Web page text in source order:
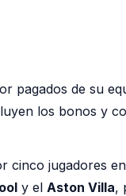
pagados de su
los bonos y
cinco jugadores
y el Aston Villa,